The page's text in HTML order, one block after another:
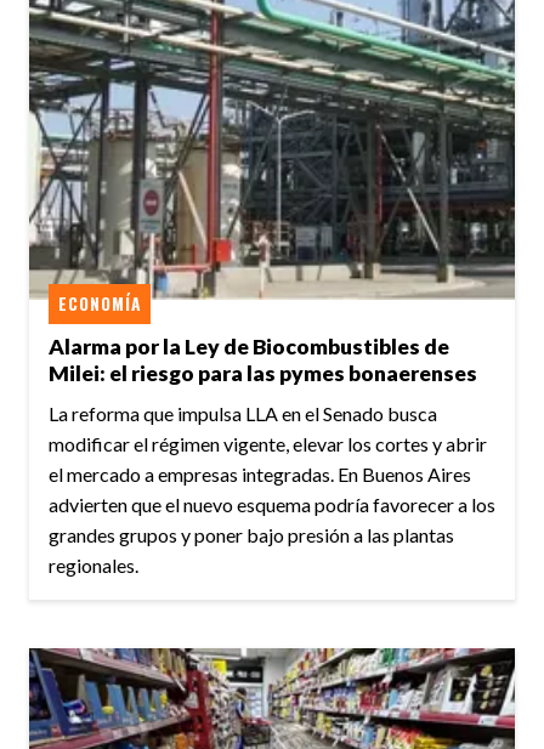
Alarma por la Ley de Biocombustibles de
Milei: el riesgo para las pymes bonaerenses
ECONOMÍA
La reforma que impulsa LLA en el Senado busca
modificar el régimen vigente, elevar los cortes y abrir
el mercado a empresas integradas. En Buenos Aires
advierten que el nuevo esquema podría favorecer a los
grandes grupos y poner bajo presión a las plantas
regionales.